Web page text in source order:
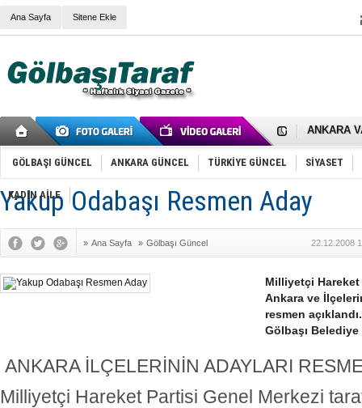
Ana Sayfa Sitene Ekle
Cemal
Samet
FAİZ
SÖZ
Mikail
Gölbaşı
İNCEK
GÖLBAŞI GÜNCEL ANKARA GÜNCEL TÜRKİYE GÜNCEL SİYASET
KADIN AİLE
Yakup Odabaşı Resmen Aday
» Ana Sayfa » Gölbaşı Güncel 22.12.2008
Milliyetçi Hareket
Ankara ve
resmen
Gölbaşı Belediye
ANKARA İLÇELERİNİN ADAYLARI
Milliyetçi Hareket Partisi Genel Merkezi